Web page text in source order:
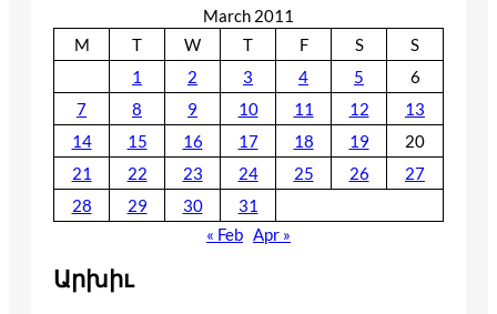
March 2011
M
T W T F S
S
1
2 3 4 5
6
7
8 9 10 11 12
13
14
15 16 17 18 19
20
21
22 23 24 25 26
27
28
29 30
31
« Feb Apr »
Արխիւ